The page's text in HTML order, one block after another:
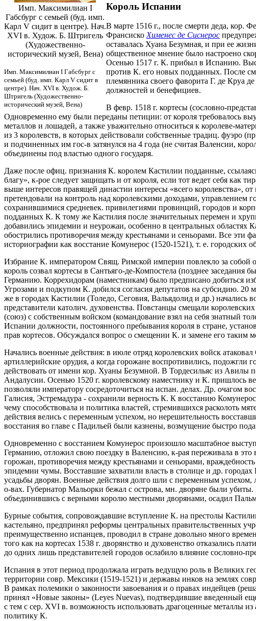
Имп. Максимилиан I
Габсбург с семьей (буд. имп.
Карл V сидит в центре). Нач.
XVI в. Худож. Б. Штригель
(Художественно-
исторический музей, Вена)
Имп. Максимилиан I Габсбург с
семьей (буд. имп. Карл V сидит в
центре). Нач. XVI в. Худож. Б.
Штригель (Художественно-
исторический музей, Вена)
Король Испании
В марте 1516 г., после смерти деда, кор.
Франсиско Хименес де Сиснерос
оставалась Хуана Безумная, и при ее
общественное мнение было настроено
Осенью 1517 г. К. прибыл в Испанию.
против К. его новых подданных. После
племянника своего фаворита Г. де Круа
должностей и бенефициев.
В февр. 1518 г. кортесы (сословно-
Одновременно ему были переданы петиции: от короля требовалось
металлов и лошадей, а также уважительно относиться к королеве-
из 3 королевств, в которых действовали собственные традиц. фуэро
и подчиненных им гос-в затянулся на 4 года (не считая Валенсии,
объединены под властью одного государя.
Даже после офиц. признания К. королем Кастилии подданные,
благу», к-рое следует защищать и от короля, если тот ведет себя как
выше интересов правящей династии интересы «всего королевства»,
претендовали на контроль над королевскими доходами,
сохранившимися средневек. привилегиями провинций, городов и
подданных К. К тому же Кастилия после значительных перемен и
добавились эпидемии и неурожаи, особенно в центральных областях
обострились противоречия между крестьянами и сеньорами. Все эти
историографии как восстание Комунерос (1520-1521), т. е.
Избрание К. императором Свящ. Римской империи повлекло за собой
король созвал кортесы в Сантьяго-де-Компостела (позднее
Германию. Коррехидорам (наместникам) было предписано добиться
Угрозами и подкупом К. добился согласия депутатов на субсидию.
же в городах Кастилии (Толедо, Сеговия, Вальядолид и др.) начались
представители католич. духовенства. Повстанцы смещали
(союз) с собственным войском (командование взял на себя знатный
Испании должности, постоянного пребывания короля в стране,
прав кортесов. Обсуждался вопрос о смещении К. и замене его
Начались военные действия: в июле отряд королевских войск
артиллерийские орудия, а когда горожане воспротивились,
действовать от имени кор. Хуаны Безумной. В Тордесильяс из Авилы
Андалусии. Осенью 1520 г. королевскому наместнику и К. пришлось
позволяли императору сосредоточиться на испан. делах. Др. очагом
Галисия, Эстремадура - сохранили верность К. К восстанию
чему способствовала и политика властей, стремившихся расколоть
действия велись с переменным успехом, но нерешительность
восстания во главе с Падильей были казнены, возмущение быстро
Одновременно с восстанием Комунерос произошло масштабное
Германию, отложил свою поездку в Валенсию, к-рая переживала в это
горожан, противоречия между крестьянами и сеньорами,
эпидемии чумы. Восставшие захватили власть в столице и др.
усадьбы дворян. Военные действия долго шли с переменным успехом,
о-вах. Губернатор Мальорки бежал с острова, мн. дворяне были
объединившись с верными королю местными дворянами, осадил
Бурные события, сопровождавшие вступление К. на престолы
кастельяно, предпринял реформы центральных правительственных
преимущественно испанцев, проводил в стране довольно много
того как на кортесах 1538 г. дворянство и духовенство отказались
до одних лишь представителей городов ослабило влияние сословно-
Испания в этот период продолжала играть ведущую роль в Великих
территории совр. Мексики (1519-1521) и державы инков на землях
В рамках полемики о законности завоевания и о правах индейцев
принял «Новые законы» (Leyes Nuevas), подтвердившие введенный
с тем с сер. XVI в. возможность использовать драгоценные металлы
политику К.